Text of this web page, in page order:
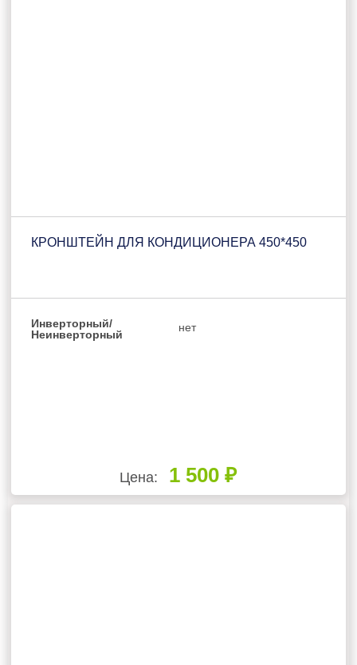
КРОНШТЕЙН ДЛЯ КОНДИЦИОНЕРА 450*450
Инверторный/
Неинверторный
нет
Цена: 1 500 ₽